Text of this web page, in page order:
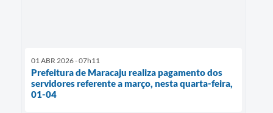
01 ABR 2026 - 07h11
Prefeitura de Maracaju realiza pagamento dos
servidores referente a março, nesta quarta-feira,
01-04